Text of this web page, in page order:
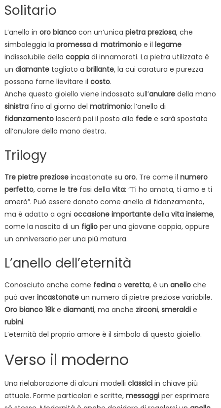
Solitario
L’anello in oro biancocon un’unica pietra preziosa, che
simboleggia la promessadi matrimonioe il legame
indissolubile della coppiadi innamorati. La pietra utilizzata è
un diamantetagliato a brillante, la cui caratura e purezza
possono farne lievitare il costo.
Anche questo gioiello viene indossato sull’anularedella mano
sinistrafino al giorno del matrimonio; l’anello di
fidanzamentolascerà poi il posto alla fedee sarà spostato
all’anulare della mano destra.
Trilogy
Tre pietre prezioseincastonate su oro. Tre come il numero
perfetto, come le trefasi della vita: “Ti ho amata, ti amo e ti
amerò”. Può essere donato come anello di fidanzamento,
ma è adatto a ogni occasione importantedella vita insieme,
come la nascita di un figlioper una giovane coppia, oppure
un anniversario per una più matura.
L’anello dell’eternità
Conosciuto anche come fedinao veretta, è un anelloche
può aver incastonateun numero di pietre preziose variabile.
Oro bianco 18ke diamanti, ma anche zirconi, smeraldie
rubini.
L’eternità del proprio amore è il simbolo di questo gioiello.
Verso il moderno
Una rielaborazione di alcuni modelli classiciin chiave più
attuale. Forme particolari e scritte, messaggiper esprimere